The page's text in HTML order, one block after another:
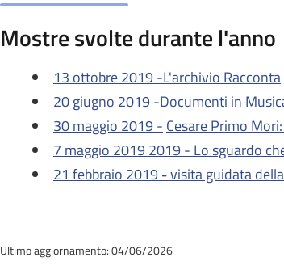
Mostre svolte durante l'anno
13 ottobre 2019 -L'archivio Racconta
20 giugno 2019 -Documenti in
30 maggio 2019 - Cesare Primo
7 maggio 2019 2019 - Lo sguardo
21 febbraio 2019-visita guidata
Ultimo aggiornamento: 04/06/2026